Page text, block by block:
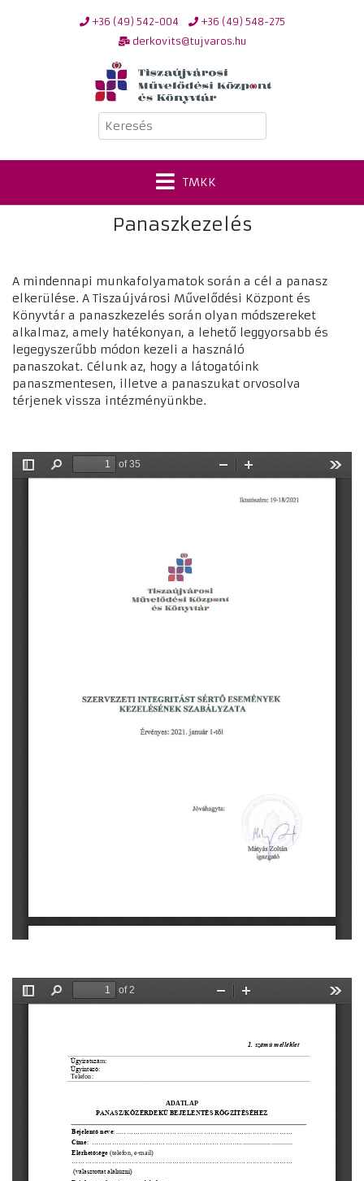
+36 (49) 542-004
+36 (49) 548-275
derkovits@tujvaros.hu
Keresés
TMKK
Panaszkezelés
A mindennapi munkafolyamatok során a cél a panasz
elkerülése. A Tiszaújvárosi Művelődési Központ és
Könyvtár a panaszkezelés során olyan módszereket
alkalmaz, amely hatékonyan, a lehető leggyorsabb és
legegyszerűbb módon kezeli a használó
panaszokat. Célunk az, hogy a látogatóink
panaszmentesen, illetve a panaszukat orvosolva
térjenek vissza intézményünkbe.